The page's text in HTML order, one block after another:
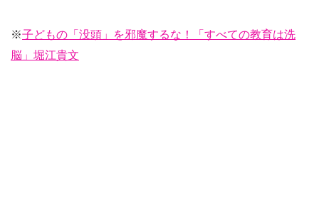
※子どもの「没頭」を邪魔するな！「すべての教育は洗
脳」堀江貴文